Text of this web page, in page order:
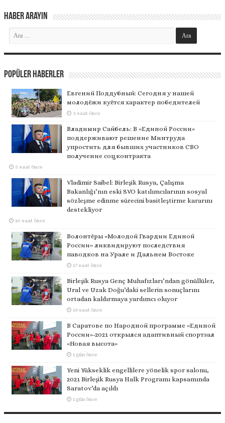
Haber Arayın
Popüler Haberler
Евгений Поддубный: Сегодня у нашей
молодёжи куётся характер победителей
3 saat önce
Владимир Сайбель: В «Единой России»
поддерживают решение Минтруда
упростить для бывших участников СВО
получение соцконтракта
5 saat önce
Vladimir Saibel: Birleşik Rusya, Çalışma
Bakanlığı’nın eski SVO katılımcılarının sosyal
sözleşme edinme sürecini basitleştirme kararını
destekliyor
10 saat önce
Волонтёры «Молодой Гвардии Единой
России» ликвидируют последствия
паводков на Урале и Дальнем Востоке
17 saat önce
Birleşik Rusya Genç Muhafızları’ndan gönüllüler,
Ural ve Uzak Doğu’daki sellerin sonuçlarını
ortadan kaldırmaya yardımcı oluyor
19 saat önce
В Саратове по Народной программе «Единой
России»-2021 открылся адаптивный спортзал
«Новая высота»
1 gün önce
Yeni Yükseklik engellilere yönelik spor salonu,
2021 Birleşik Rusya Halk Programı kapsamında
Saratov’da açıldı
1 gün önce